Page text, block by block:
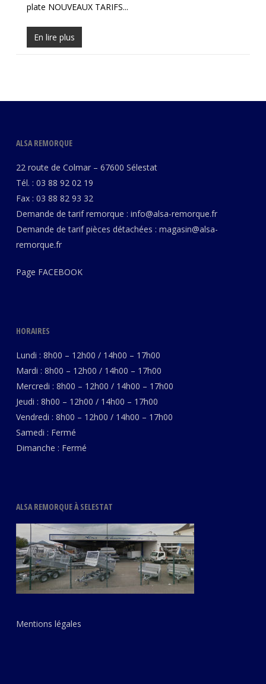
plate NOUVEAUX TARIFS...
En lire plus
ALSA REMORQUE
22 route de Colmar – 67600 Sélestat
Tél. : 03 88 92 02 19
Fax : 03 88 82 93 32
Demande de tarif remorque : info@alsa-remorque.fr
Demande de tarif pièces détachées : magasin@alsa-
remorque.fr
Page FACEBOOK
HORAIRES
Lundi : 8h00 – 12h00 / 14h00 – 17h00
Mardi : 8h00 – 12h00 / 14h00 – 17h00
Mercredi : 8h00 – 12h00 / 14h00 – 17h00
Jeudi : 8h00 – 12h00 / 14h00 – 17h00
Vendredi : 8h00 – 12h00 / 14h00 – 17h00
Samedi : Fermé
Dimanche : Fermé
ALSA REMORQUE À SELESTAT
Mentions légales